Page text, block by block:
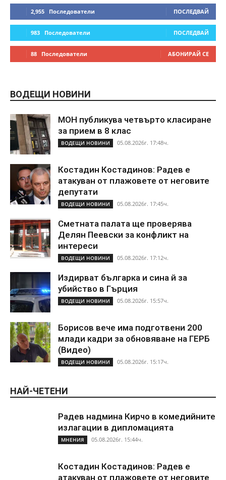
2,955 Последователи ПОСЛЕДВАЙ
983 Последователи ПОСЛЕДВАЙ
88 Последователи АБОНИРАЙ СЕ
ВОДЕЩИ НОВИНИ
МОН публикува четвърто класиране
за прием в 8 клас
ВОДЕЩИ НОВИНИ 05.08.2026г. 17:48ч.
Костадин Костадинов: Радев е
атакуван от плажoвете от неговите
депутати
ВОДЕЩИ НОВИНИ 05.08.2026г. 17:45ч.
Сметната палата ще проверява
Делян Пеевски за конфликт на
интереси
ВОДЕЩИ НОВИНИ 05.08.2026г. 17:12ч.
Издирват българка и сина й за
убийство в Гърция
ВОДЕЩИ НОВИНИ 05.08.2026г. 15:57ч.
Борисов вече има подготвени 200
млади кадри за обновяване на ГЕРБ
(Видео)
ВОДЕЩИ НОВИНИ 05.08.2026г. 15:17ч.
НАЙ-ЧЕТЕНИ
Радев надмина Кирчо в комедийните
излагации в дипломацията
МНЕНИЯ 05.08.2026г. 15:44ч.
Костадин Костадинов: Радев е
атакуван от плажoвете от неговите